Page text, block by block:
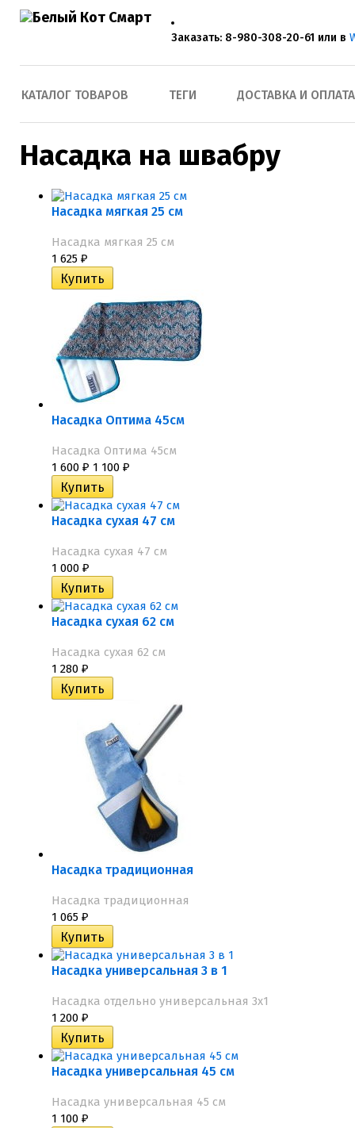
Заказать: 8-980-308-20-61 или в
КАТАЛОГ ТОВАРОВ ТЕГИ ДОСТАВКА И ОПЛАТА
Насадка на швабру
Насадка мягкая 25 см
Насадка мягкая 25 см
1 625 ₽
Насадка Оптима 45см
Насадка Оптима 45см
1 600 ₽ 1 100 ₽
Насадка сухая 47 см
Насадка сухая 47 см
1 000 ₽
Насадка сухая 62 см
Насадка сухая 62 см
1 280 ₽
Насадка традиционная
Насадка традиционная
1 065 ₽
Насадка универсальная 3 в 1
Насадка отдельно универсальная 3x1
1 200 ₽
Насадка универсальная 45 см
Насадка универсальная 45 см
1 100 ₽